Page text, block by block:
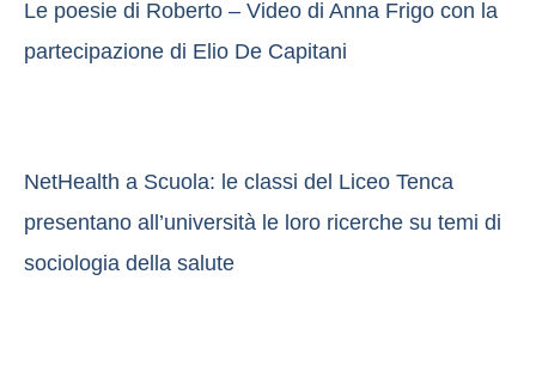
Le poesie di Roberto – Video di Anna Frigo con la
partecipazione di Elio De Capitani
NetHealth a Scuola: le classi del Liceo Tenca
presentano all’università le loro ricerche su temi di
sociologia della salute